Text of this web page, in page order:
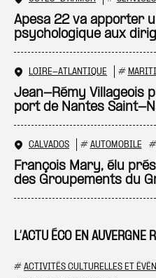
L’ACTU ÉCO EN AUVERGNE
# ACTIVITÉS CULTURELLES ET
Apesa 22 va apporter
psychologique aux
LOIRE-ATLANTIQUE #
Jean-Rémy Villageois
port de Nantes Saint-
CALVADOS # AUTOMOBILE #
François Mary, élu
des Groupements du